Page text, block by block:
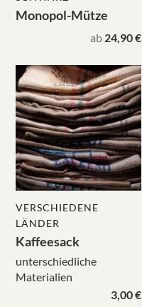
Monopol-Mütze
ab 24,90 €
VERSCHIEDENE
LÄNDER
Kaffeesack
unterschiedliche
Materialien
3,00 €